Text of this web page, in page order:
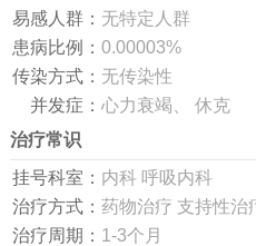
易感人群： 无特定人群
患病比例： 0.00003%
传染方式： 无传染性
并发症： 心力衰竭、 休克
治疗常识
挂号科室： 内科 呼吸内科
治疗方式： 药物治疗 支持性治
治疗周期： 1-3个月